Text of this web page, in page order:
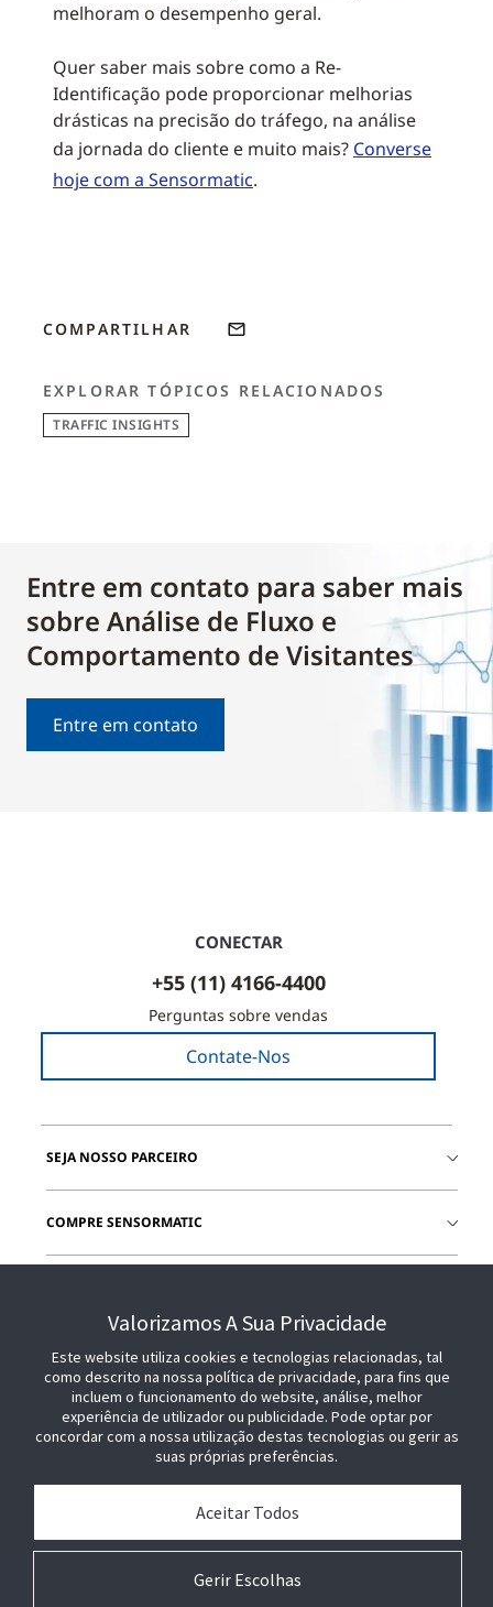
melhoram o desempenho geral.
Quer saber mais sobre como a Re-
Identificação pode proporcionar melhorias
drásticas na precisão do tráfego, na análise
da jornada do cliente e muito mais? Converse
hoje com a Sensormatic.
COMPARTILHAR
EXPLORAR TÓPICOS RELACIONADOS
TRAFFIC INSIGHTS
Entre em contato para saber mais
sobre Análise de Fluxo e
Comportamento de Visitantes
Entre em contato
CONECTAR
+55 (11) 4166-4400
Perguntas sobre vendas
Contate-Nos
SEJA NOSSO PARCEIRO
COMPRE SENSORMATIC
Valorizamos A Sua Privacidade
Este website utiliza cookies e tecnologias relacionadas, tal
como descrito na nossa política de privacidade, para fins que
incluem o funcionamento do website, análise, melhor
experiência de utilizador ou publicidade. Pode optar por
concordar com a nossa utilização destas tecnologias ou gerir as
suas próprias preferências.
Gerir Escolhas
Aceitar Todos